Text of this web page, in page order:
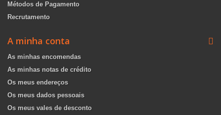
Métodos de Pagamento
Recrutamento
A minha conta
As minhas encomendas
As minhas notas de crédito
Os meus endereços
Os meus dados pessoais
Os meus vales de desconto